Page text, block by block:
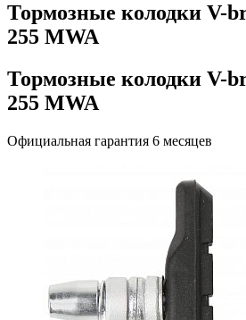
Тормозные колодки V-
255 MWA
Тормозные колодки V-
255 MWA
Официальная гарантия 6 месяцев